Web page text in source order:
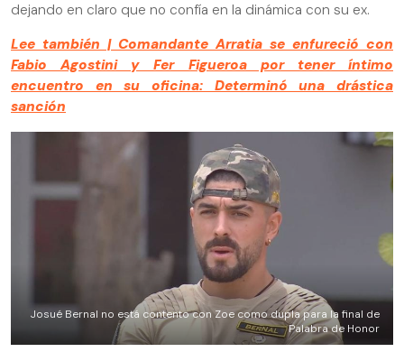
dejando en claro que no confía en la dinámica con su ex.
Lee también | Comandante Arratia se enfureció con
Fabio Agostini y Fer Figueroa por tener íntimo
encuentro en su oficina: Determinó una drástica
sanción
Josué Bernal no está contento con Zoe como dupla para la final de
Palabra de Honor